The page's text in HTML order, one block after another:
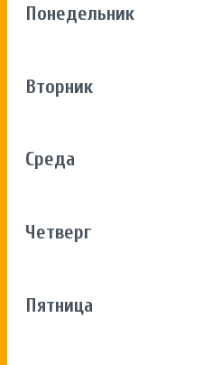
Понедельник
Вторник
Среда
Четверг
Пятница